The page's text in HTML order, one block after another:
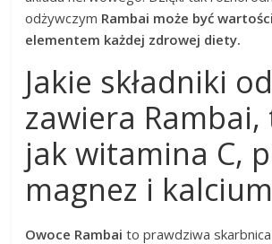
odżywczym Rambai może być
elementem każdej zdrowej diety.
Jakie składniki
zawiera Rambai,
jak witamina C,
magnez i
Owoce Rambai to prawdziwa